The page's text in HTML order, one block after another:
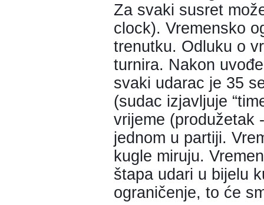
Za svaki susret
clock). Vremensko
trenutku. Odluku o
turnira. Nakon
svaki udarac je 35
(sudac izjavljuje
vrijeme (produžetak
jednom u partiji.
kugle miruju.
štapa udari u bijelu
ograničenje, to će